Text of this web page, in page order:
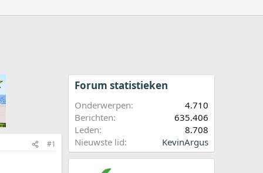
#1
Forum statistieken
Onderwerpen
4.710
Berichten
635.406
Leden
8.708
Nieuwste lid
KevinArgus